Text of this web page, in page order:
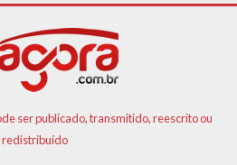
ser publicado, transmitido, reescrito ou
redistribuído